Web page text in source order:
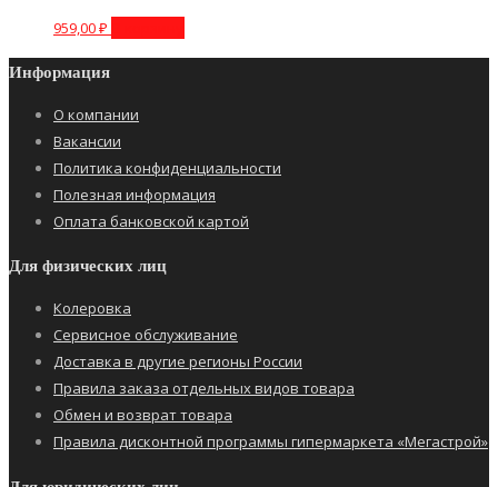
959,00₽
Информация
О компании
Вакансии
Политика конфиденциальности
Полезная информация
Оплата банковской картой
Для физических лиц
Колеровка
Сервисное обслуживание
Доставка в другие регионы России
Правила заказа отдельных видов товара
Обмен и возврат товара
Правила дисконтной программы гипермаркета «Мегастрой»